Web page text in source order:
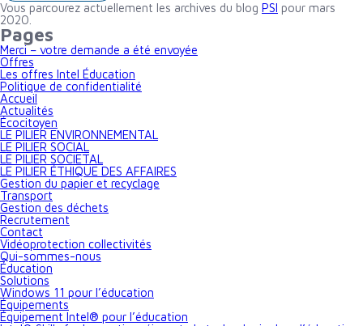
Vous parcourez actuellement les archives du blog PSI pour mars
2020.
Pages
Merci – votre demande a été envoyée
Offres
Les offres Intel Éducation
Politique de confidentialité
Accueil
Actualités
Écocitoyen
LE PILIER ENVIRONNEMENTAL
LE PILIER SOCIAL
LE PILIER SOCIETAL
LE PILIER ÉTHIQUE DES AFFAIRES
Gestion du papier et recyclage
Transport
Gestion des déchets
Recrutement
Contact
Vidéoprotection collectivités
Qui-sommes-nous
Éducation
Solutions
Windows 11 pour l’éducation
Équipements
Équipement Intel® pour l’éducation